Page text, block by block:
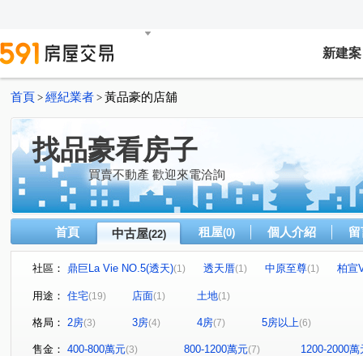
新建案
首頁 > 經紀業者 > 黃品豪的店舖
找品豪看房子
買賣不動產 歡迎來電洽詢
首頁 中古屋(22) 租屋(0) 個人介紹
社區： 鼎巨La Vie NO.5(透天)(1) 透天厝(1) 中原至尊(1)
柏宣
連都大地三期
(1) 璟都HOME 1
龍泉街
中豐路南勢二段(1) 中山東路一段(1)
山東路(1) 永福路 龍華路(1) 高城一街 (1) 永園路
用途： 住宅(19) 店面(1) 土地(1)
格局： 2房(3) 3房(4) 4房(7) 5房以上(6)
售金： 400-800萬元(3) 800-1200萬元(7) 1200-2000萬